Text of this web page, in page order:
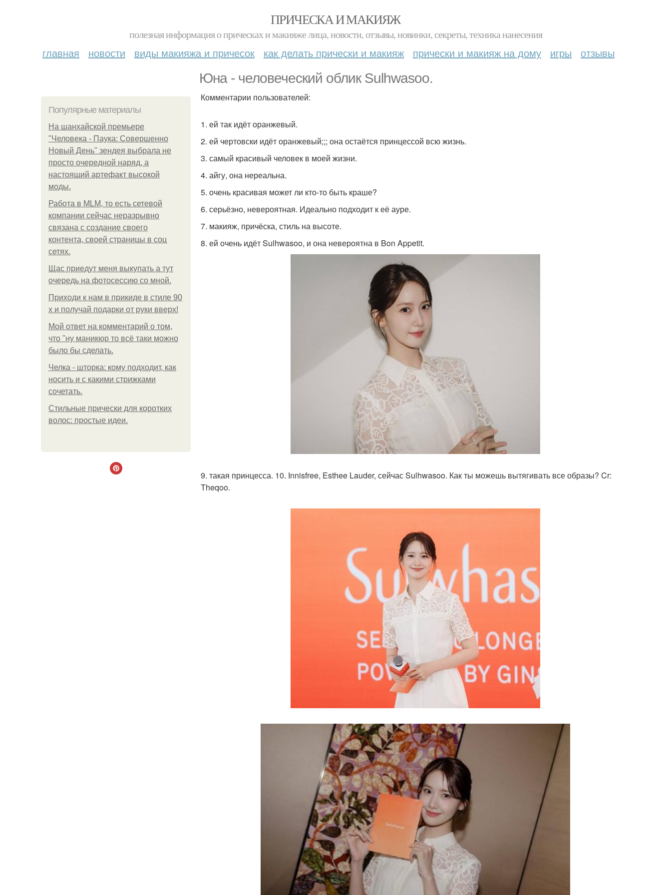
ПРИЧЕСКА И МАКИЯЖ
полезная информация о прическах и макияже лица, новости, отзывы, новинки, секреты, техника нанесения
главная новости виды макияжа и причесок как делать прически и макияж прически и макияж на дому игры отзывы
Юна - человеческий облик Sulhwasoo.
Популярные материалы
На шанхайской премьере
"Человека - Паука: Совершенно
Новый День" зендея выбрала не
просто очередной наряд, а
настоящий артефакт высокой
моды.
Работа в MLM, то есть сетевой
компании сейчас неразрывно
связана с создание своего
контента, своей страницы в соц
сетях.
Щас приедут меня выкупать а тут
очередь на фотосессию со мной.
Приходи к нам в прикиде в стиле 90
х и получай подарки от руки вверх!
Мой ответ на комментарий о том,
что "ну маникюр то всё таки можно
было бы сделать.
Челка - шторка: кому подходит, как
носить и с какими стрижками
сочетать.
Стильные прически для коротких
волос: простые идеи.
Комментарии пользователей:
1. ей так идёт оранжевый.
2. ей чертовски идёт оранжевый;;; она остаётся принцессой всю жизнь.
3. самый красивый человек в моей жизни.
4. айгу, она нереальна.
5. очень красивая может ли кто-то быть краше?
6. серьёзно, невероятная. Идеально подходит к её ауре.
7. макияж, причёска, стиль на высоте.
8. ей очень идёт Sulhwasoo, и она невероятна в Bon Appetit.
9. такая принцесса. 10. Innisfree, Esthee Lauder, сейчас Sulhwasoo. Как ты можешь вытягивать все образы? Cr:
Theqoo.